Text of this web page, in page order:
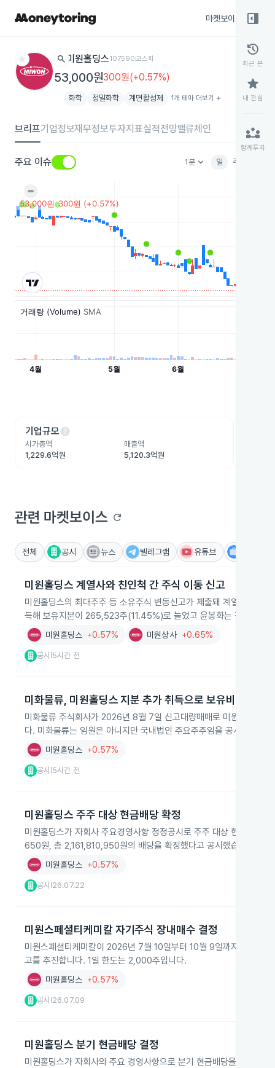
마켓보이스
star search 미원홀딩스107590코스피
53,000원300원(+0.57%)
화학 정밀화학 계면활성제 1개 테마 더보기 add
브리프기업정보재무정보투자지표실적전망밸류체인
주요 이슈 1분keyboard_arrow_down 일 주
기업규모help
시가총액
1,229.6억원
매출액
5,120.3억원
관련 마켓보이스 refresh
전체 공시 뉴스 텔레그램 유튜브
미원홀딩스 계열사와 친인척 간 주식 이동 신고
미원홀딩스의 최대주주 등 소유주식 변동신고가 제출돼 계열사와 친
득해 보유지분이 265,523주(11.45%)로 늘었고 윤봉화는 같은 수
미원홀딩스 +0.57% 미원상사 +0.65%
공시 5시간 전
미화물류, 미원홀딩스 지분 추가 취득으로 보유비중 상승
미화물류 주식회사가 2026년 8월 7일 신고대량매매로 미원홀딩스
다. 미화물류는 임원은 아니지만 국내법인 주요주주임을 공시했습니다.
미원홀딩스 +0.57%
공시 5시간 전
미원홀딩스 주주 대상 현금배당 확정
미원홀딩스가 자회사 주요경영사항 정정공시로 주주 대상 현금배당
650원, 총 2,161,810,950원의 배당을 확정했다고 공시했습니다.
미원홀딩스 +0.57%
공시 26.07.22
미원스페셜티케미칼 자기주식 장내매수 결정
미원스페셜티케미칼이 2026년 7월 10일부터 10월 9일까지 NH투
고를 추진합니다. 1일 한도는 2,000주입니다.
미원홀딩스 +0.57%
공시 26.07.09
미원홀딩스 분기 현금배당 결정
미원홀딩스가 자회사의 주요 경영사항으로 분기 현금배당을 결정
right_panel_open
history
최근 본
star
내 관심
partner_exchange
함께투자